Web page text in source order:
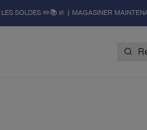
LES SOLDES ✏️📚🚸 | MAGASINER